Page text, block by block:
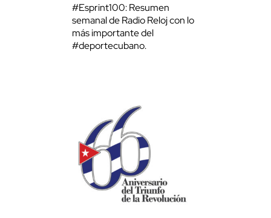
#Esprint100: Resumen
semanal de Radio Reloj con lo
más importante del
#deportecubano.